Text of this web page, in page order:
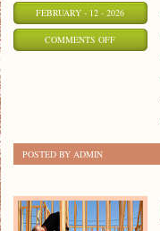
FEBRUARY - 12 - 2026
COMMENTS OFFON
POSTED BY ADMIN